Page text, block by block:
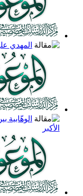
المهدي
الوهّابية
الأكبر